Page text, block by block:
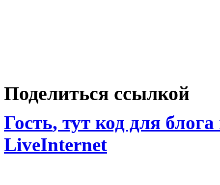
Поделиться ссылкой
Гость, тут код для
LiveInternet